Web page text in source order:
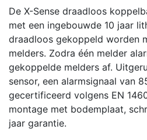
De X-Sense draadloos
met een ingebouwde 10 jaar
draadloos gekoppeld worden
melders. Zodra één melder
gekoppelde melders af.
sensor, een alarmsignaal van
gecertificeerd volgens EN
montage met bodemplaat,
jaar garantie.